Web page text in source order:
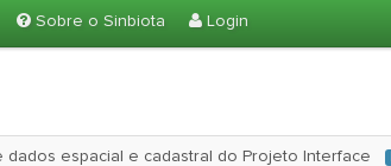
Sobre o Sinbiota Login
dados espacial e cadastral do Projeto Interface